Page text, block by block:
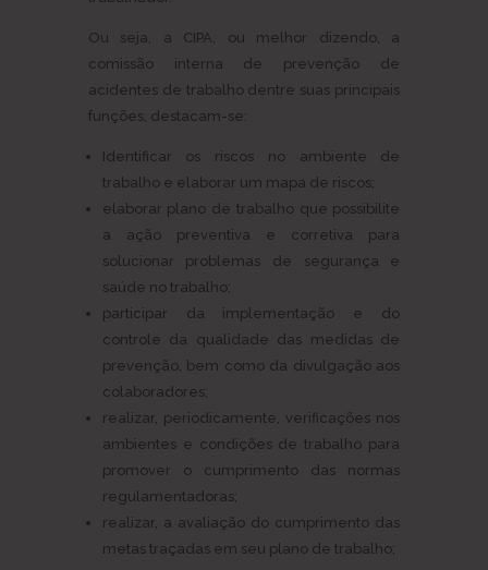
Ou seja, a CIPA, ou melhor dizendo, a
comissão interna de prevenção de
acidentes de trabalho dentre suas principais
funções, destacam-se:
Identificar os riscos no ambiente de
trabalho e elaborar um mapa de riscos;
elaborar plano de trabalho que possibilite
a ação preventiva e corretiva para
solucionar problemas de segurança e
saúde no trabalho;
participar da implementação e do
controle da qualidade das medidas de
prevenção, bem como da divulgação aos
colaboradores;
realizar, periodicamente, verificações nos
ambientes e condições de trabalho para
promover o cumprimento das normas
regulamentadoras;
realizar, a avaliação do cumprimento das
metas traçadas em seu plano de trabalho;